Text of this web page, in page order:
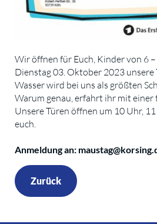
Wir öffnen für Euch, Kinder von 6 –
Dienstag 03. Oktober 2023 unsere
Wasser wird bei uns als größten
Warum genau, erfahrt ihr mit einer
Unsere Türen öffnen um 10 Uhr,
euch.
Anmeldung an:
Zurück